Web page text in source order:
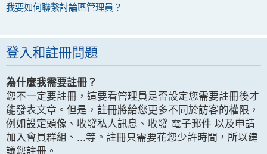
我要如何聯繫討論區管理員？
登入和註冊問題
為什麼我需要註冊？
您不一定要註冊，這要看管理員是否設定您需要註冊後才
能發表文章。但是，註冊將給您更多不同於訪客的權限，
例如設定頭像、收發私人訊息、收發 電子郵件 以及申請
加入會員群組、...等。註冊只需要花您少許時間，所以建
議您註冊。